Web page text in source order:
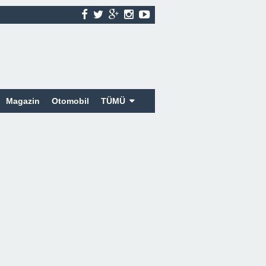
Magazin Otomobil TÜMÜ